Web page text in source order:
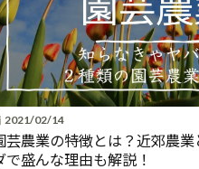
2021/02/14
芸農業の特徴とは？近郊農
で盛んな理由も解説！